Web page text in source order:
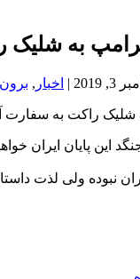
به
2019
| اخبار ,
این پایان ایران
نبوده ولی لذت